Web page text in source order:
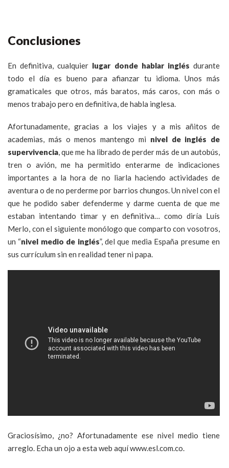
Conclusiones
En definitiva, cualquier lugar donde hablar inglésdurante
todo el día es bueno para afianzar tu idioma. Unos más
gramaticales que otros, más baratos, más caros, con más o
menos trabajo pero en definitiva, de habla inglesa.
Afortunadamente, gracias a los viajes y a mis añitos de
academias, más o menos mantengo mi nivel de inglés de
supervivencia , que me ha librado de perder más de un autobús,
tren o avión, me ha permitido enterarme de indicaciones
importantes a la hora de no liarla haciendo actividades de
aventura o de no perderme por barrios chungos. Un nivel con el
que he podido saber defenderme y darme cuenta de que me
estaban intentando timar y en definitiva… como diría Luís
Merlo, con el siguiente monólogo que comparto con vosotros,
un “nivel medio de inglés”, del que media España presume en
sus currículum sin en realidad tener ni papa.
Graciosísimo, ¿no? Afortunadamente ese nivel medio tiene
arreglo. Echa un ojo a esta web aquí www.esl.com.co.